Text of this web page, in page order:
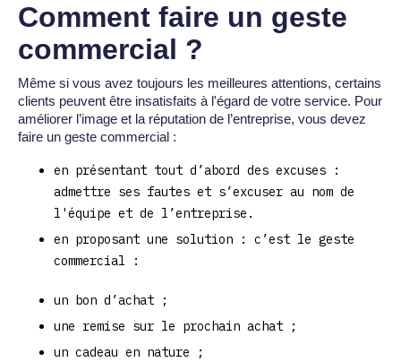
Comment faire un geste
commercial ?
Même si vous avez toujours les meilleures attentions, certains
clients peuvent être insatisfaits à l'égard de votre service. Pour
améliorer l’image et la réputation de l’entreprise, vous devez
faire un geste commercial :
en présentant tout d’abord des excuses :
admettre ses fautes et s’excuser au nom de
l'équipe et de l’entreprise.
en proposant une solution : c’est le geste
commercial :
un bon d’achat ;
une remise sur le prochain achat ;
un cadeau en nature ;